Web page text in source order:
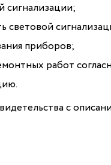
сигнализации;
световой
приборов;
работ
с